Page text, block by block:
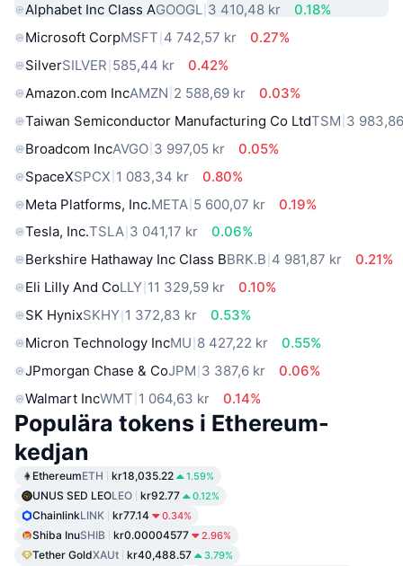
Alphabet Inc Class AGOOGL 3 410,48 kr
0.18%
Microsoft CorpMSFT 4 742,57 kr
0.27%
SilverSILVER 585,44 kr
0.42%
Amazon.com IncAMZN 2 588,69 kr
0.03%
Taiwan Semiconductor Manufacturing Co LtdTSM 3
Broadcom IncAVGO 3 997,05 kr
0.05%
SpaceXSPCX 1 083,34 kr
0.80%
Meta Platforms, Inc.META 5 600,07 kr
0.19%
Tesla, Inc.TSLA 3 041,17 kr
0.06%
Berkshire Hathaway Inc Class BBRK.B 4 981,87 kr
0.21%
Eli Lilly And CoLLY 11 329,59 kr
0.10%
SK HynixSKHY 1 372,83 kr
0.53%
Micron Technology IncMU 8 427,22 kr
0.55%
JPmorgan Chase & CoJPM 3 387,6 kr
0.06%
Walmart IncWMT 1 064,63 kr 0.14%
Populära tokens i Ethereum-
kedjan
EthereumETH kr18,035.22 1.59%
UNUS SED LEOLEO kr92.77 0.12%
ChainlinkLINK kr77.14 0.34%
Shiba InuSHIB kr0.00004577 2.96%
Tether GoldXAUt kr40,488.57 3.79%